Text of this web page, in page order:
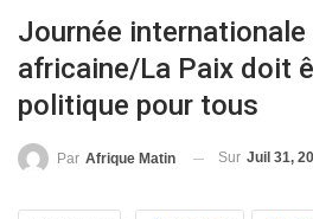
Journée internationale
africaine/La Paix doit
politique pour tous
Par Afrique Matin Sur Juil 31,